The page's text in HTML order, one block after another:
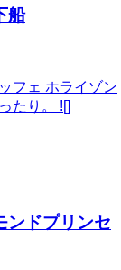
船
フェ ホライゾン
たり。 ![]
ンドプリンセ